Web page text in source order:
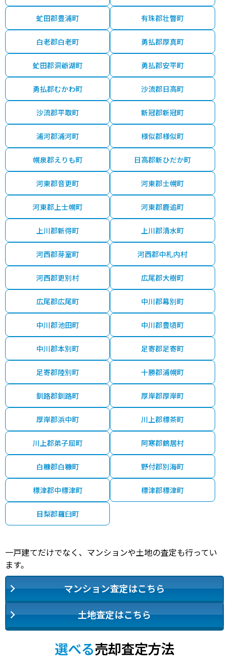
虻田郡豊浦町 有珠郡壮瞥町
白老郡白老町 勇払郡厚真町
虻田郡洞爺湖町 勇払郡安平町
勇払郡むかわ町 沙流郡日高町
沙流郡平取町 新冠郡新冠町
浦河郡浦河町 様似郡様似町
幌泉郡えりも町 日高郡新ひだか町
河東郡音更町 河東郡士幌町
河東郡上士幌町 河東郡鹿追町
上川郡新得町 上川郡清水町
河西郡芽室町 河西郡中札内村
河西郡更別村 広尾郡大樹町
広尾郡広尾町 中川郡幕別町
中川郡池田町 中川郡豊頃町
中川郡本別町 足寄郡足寄町
足寄郡陸別町 十勝郡浦幌町
釧路郡釧路町 厚岸郡厚岸町
厚岸郡浜中町 川上郡標茶町
川上郡弟子屈町 阿寒郡鶴居村
白糠郡白糠町 野付郡別海町
標津郡中標津町 標津郡標津町
目梨郡羅臼町
一戸建てだけでなく、マンションや土地の査定も行ってい
ます。
マンション査定はこちら
土地査定はこちら
選べる売却査定方法